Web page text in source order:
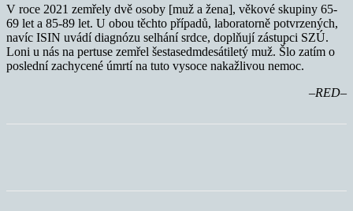
V roce 2021 zemřely dvě osoby [muž a žena], věkové skupiny 65-
69 let a 85-89 let. U obou těchto případů, laboratorně potvrzených,
navíc ISIN uvádí diagnózu selhání srdce, doplňují zástupci SZÚ.
Loni u nás na pertuse zemřel šestasedmdesátiletý muž. Šlo zatím o
poslední zachycené úmrtí na tuto vysoce nakažlivou nemoc.
–RED–